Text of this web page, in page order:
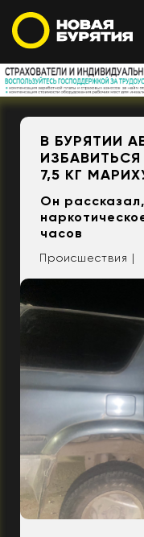
В БУРЯТИИ
7,5 КГ
Он
часов
Происшествия |